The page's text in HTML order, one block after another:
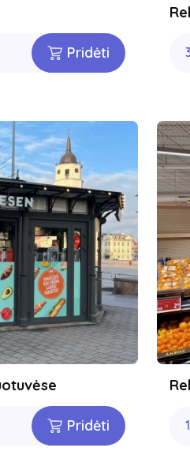
Pridėti
Pridėti